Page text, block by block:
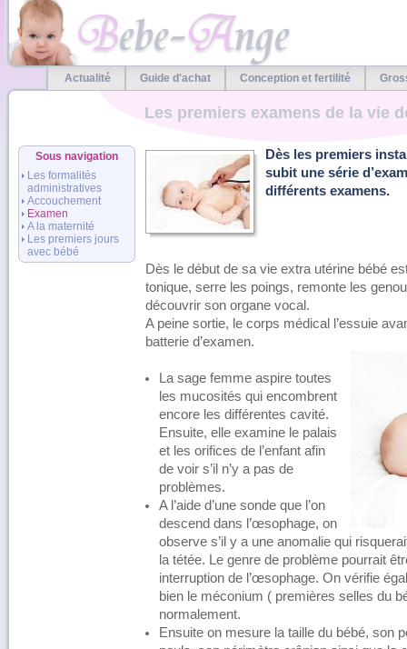
Actualité Guide d'achat Conception et fertilité
Les premiers examens de la vie
Dès les premiers
subit une série
différents examens.
Dès le début de sa vie extra utérine bébé
tonique, serre les poings, remonte les
découvrir son organe vocal.
A peine sortie, le corps médical l’essuie
batterie d’examen.
La sage femme aspire toutes
les mucosités qui encombrent
encore les différentes cavité.
Ensuite, elle examine le palais
et les orifices de l’enfant afin
de voir s’il n’y a pas de
problèmes.
A l’aide d’une sonde que l’on
descend dans l’œsophage, on
observe s’il y a une anomalie qui
la tétée. Le genre de problème pourrait
interruption de l’œsophage. On vérifie
bien le méconium ( premières selles du
normalement.
Ensuite on mesure la taille du bébé, son
Sous navigation
Les formalités
administratives
Accouchement
Examen
A la maternité
Les premiers jours
avec bébé